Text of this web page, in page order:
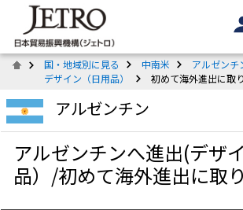
国・地域別に見る 中南米 アルゼンチ
デザイン（日用品）
初めて海外進出に取
アルゼンチン
アルゼンチンへ進出(デザ
品）/初めて海外進出に取